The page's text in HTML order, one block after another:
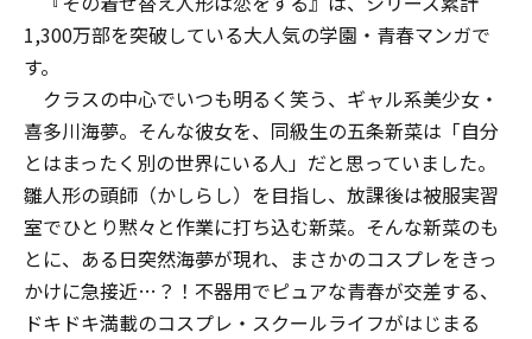
1,300万部を突破している大人気の学園・青春マンガで
す。
クラスの中心でいつも明るく笑う、ギャル系美少女・
喜多川海夢。そんな彼女を、同級生の五条新菜は「自分
とはまったく別の世界にいる人」だと思っていました。
雛人形の頭師（かしらし）を目指し、放課後は被服実習
室でひとり黙々と作業に打ち込む新菜。そんな新菜のも
とに、ある日突然海夢が現れ、まさかのコスプレをきっ
かけに急接近…？！不器用でピュアな青春が交差する、
ドキドキ満載のコスプレ・スクールライフがはじまる